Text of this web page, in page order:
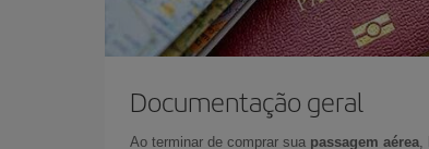
Documentação geral
Ao terminar de comprar sua passagem aérea,